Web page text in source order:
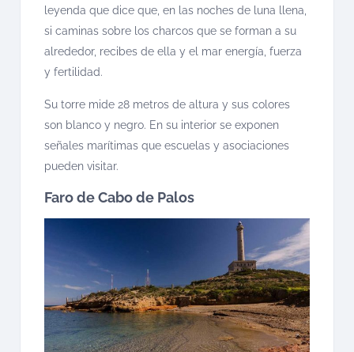
leyenda que dice que, en las noches de luna llena,
si caminas sobre los charcos que se forman a su
alrededor, recibes de ella y el mar energía, fuerza
y fertilidad.
Su torre mide 28 metros de altura y sus colores
son blanco y negro. En su interior se exponen
señales marítimas que escuelas y asociaciones
pueden visitar.
Faro de Cabo de Palos